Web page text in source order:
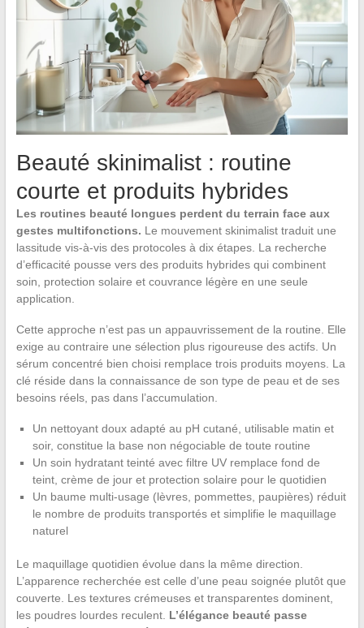
Beauté skinimalist : routine
courte et produits hybrides
Les routines beauté longues perdent du terrain face aux
gestes multifonctions. Le mouvement skinimalist traduit une
lassitude vis-à-vis des protocoles à dix étapes. La recherche
d’efficacité pousse vers des produits hybrides qui combinent
soin, protection solaire et couvrance légère en une seule
application.
Cette approche n’est pas un appauvrissement de la routine. Elle
exige au contraire une sélection plus rigoureuse des actifs. Un
sérum concentré bien choisi remplace trois produits moyens. La
clé réside dans la connaissance de son type de peau et de ses
besoins réels, pas dans l’accumulation.
Un nettoyant doux adapté au pH cutané, utilisable matin et
soir, constitue la base non négociable de toute routine
Un soin hydratant teinté avec filtre UV remplace fond de
teint, crème de jour et protection solaire pour le quotidien
Un baume multi-usage (lèvres, pommettes, paupières) réduit
le nombre de produits transportés et simplifie le maquillage
naturel
Le maquillage quotidien évolue dans la même direction.
L’apparence recherchée est celle d’une peau soignée plutôt que
couverte. Les textures crémeuses et transparentes dominent,
les poudres lourdes reculent. L’élégance beauté passe